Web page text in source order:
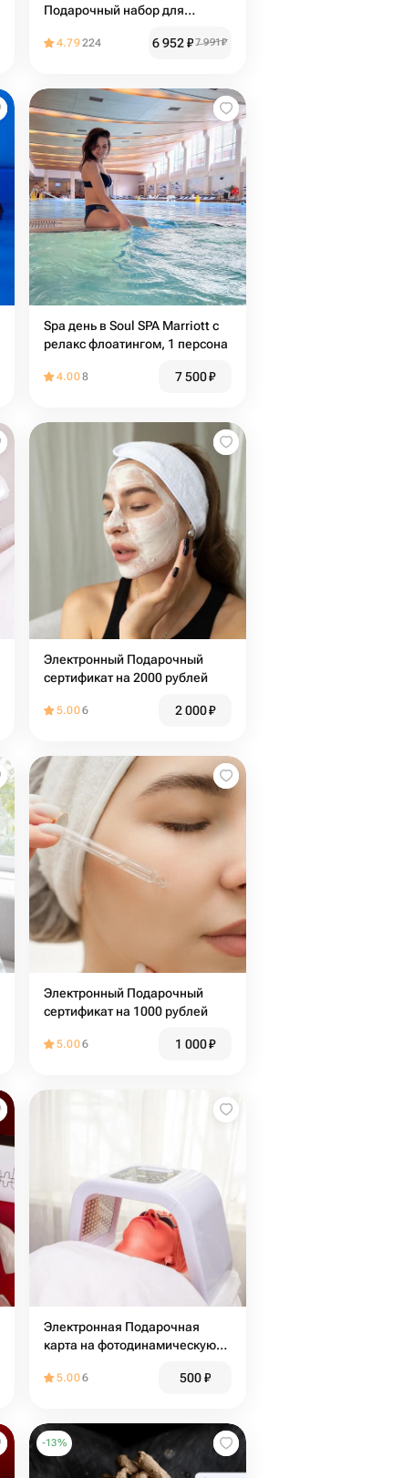
Подарочный набор для
4.79224 6 952₽7 991₽
Spa день в Soul SPA Marriott с
релакс флоатингом, 1 персона
4.008 7 500₽
Электронный Подарочный
сертификат на 2000 рублей
5.006 2 000₽
Электронный Подарочный
сертификат на 1000 рублей
5.006 1 000₽
Электронная Подарочная
карта на фотодинамическую
5.006 500₽
-13%